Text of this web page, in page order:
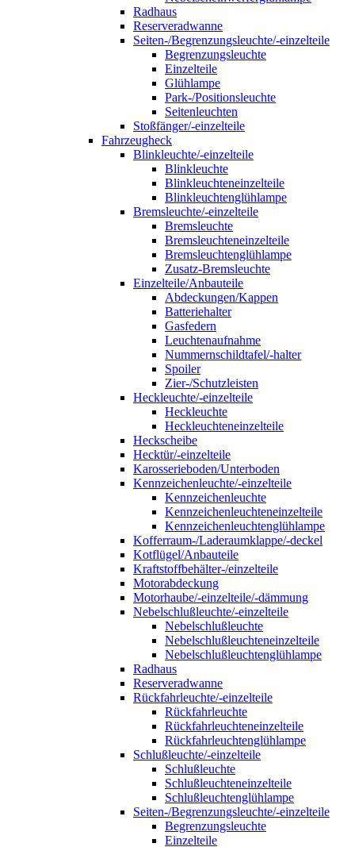
Radhaus
Reserveradwanne
Seiten-/Begrenzungsleuchte/-einzelteile
Begrenzungsleuchte
Einzelteile
Glühlampe
Park-/Positionsleuchte
Seitenleuchten
Stoßfänger/-einzelteile
Fahrzeugheck
Blinkleuchte/-einzelteile
Blinkleuchte
Blinkleuchteneinzelteile
Blinkleuchtenglühlampe
Bremsleuchte/-einzelteile
Bremsleuchte
Bremsleuchteneinzelteile
Bremsleuchtenglühlampe
Zusatz-Bremsleuchte
Einzelteile/Anbauteile
Abdeckungen/Kappen
Batteriehalter
Gasfedern
Leuchtenaufnahme
Nummernschildtafel/-halter
Spoiler
Zier-/Schutzleisten
Heckleuchte/-einzelteile
Heckleuchte
Heckleuchteneinzelteile
Heckscheibe
Hecktür/-einzelteile
Karosserieboden/Unterboden
Kennzeichenleuchte/-einzelteile
Kennzeichenleuchte
Kennzeichenleuchteneinzelteile
Kennzeichenleuchtenglühlampe
Kofferraum-/Laderaumklappe/-deckel
Kotflügel/Anbauteile
Kraftstoffbehälter-/einzelteile
Motorabdeckung
Motorhaube/-einzelteile/-dämmung
Nebelschlußleuchte/-einzelteile
Nebelschlußleuchte
Nebelschlußleuchteneinzelteile
Nebelschlußleuchtenglühlampe
Radhaus
Reserveradwanne
Rückfahrleuchte/-einzelteile
Rückfahrleuchte
Rückfahrleuchteneinzelteile
Rückfahrleuchtenglühlampe
Schlußleuchte/-einzelteile
Schlußleuchte
Schlußleuchteneinzelteile
Schlußleuchtenglühlampe
Seiten-/Begrenzungsleuchte/-einzelteile
Begrenzungsleuchte
Einzelteile